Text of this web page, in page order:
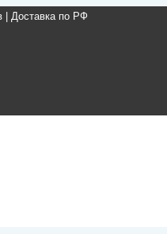
| Доставка по РФ